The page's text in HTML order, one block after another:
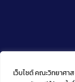
เว็บไซต์ คณะวิทยาศา